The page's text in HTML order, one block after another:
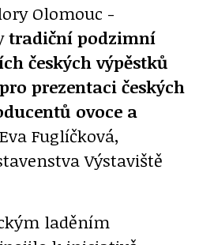
Olomouc -
tradiční podzimní
českých výpěstků
prezentaci českých
ovoce a
Fuglíčková,
Výstaviště
laděním